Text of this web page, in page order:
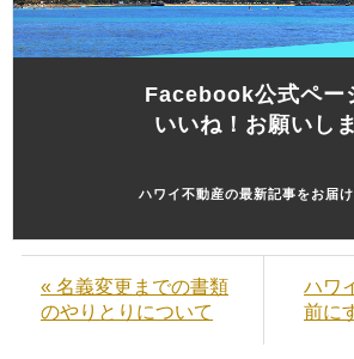
Facebook公式ペー
いいね！お願いし
ハワイ不動産の最新記事をお届
« 名義変更までの書類
のやりとりについて
ハワ
前に